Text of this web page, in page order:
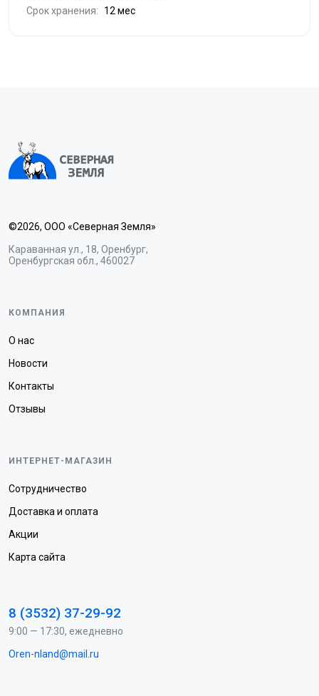
Срок хранения:
12 мес
©2026, ООО «Северная Земля»
Караванная ул., 18, Оренбург,
Оренбургская обл., 460027
КОМПАНИЯ
О нас
Новости
Контакты
Отзывы
ИНТЕРНЕТ-МАГАЗИН
Сотрудничество
Доставка и оплата
Акции
Карта сайта
8 (3532) 37-29-92
9:00 — 17:30, ежедневно
Oren-nland@mail.ru